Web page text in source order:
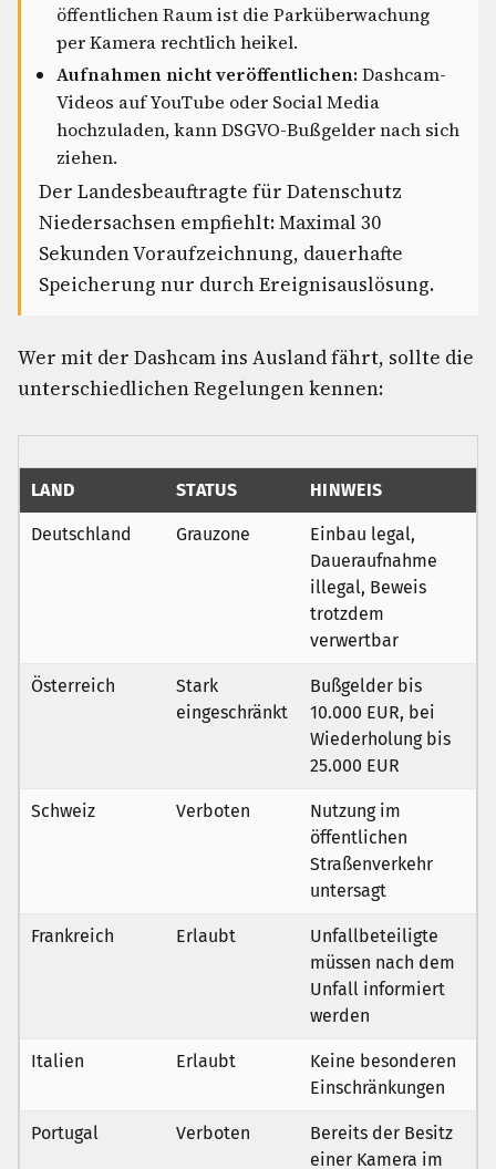
öffentlichen Raum ist die Parküberwachung
per Kamera rechtlich heikel.
Aufnahmen nicht veröffentlichen: Dashcam-
Videos auf YouTube oder Social Media
hochzuladen, kann DSGVO-Bußgelder nach sich
ziehen.
Der Landesbeauftragte für Datenschutz
Niedersachsen empfiehlt: Maximal 30
Sekunden Voraufzeichnung, dauerhafte
Speicherung nur durch Ereignisauslösung.
Wer mit der Dashcam ins Ausland fährt, sollte die
unterschiedlichen Regelungen kennen:
LAND STATUS HINWEIS
Deutschland Grauzone
Einbau legal,
Daueraufnahme
illegal, Beweis
trotzdem
verwertbar
Österreich
Stark
eingeschränkt
Bußgelder bis
10.000 EUR, bei
Wiederholung bis
25.000 EUR
Schweiz Verboten
Nutzung im
öffentlichen
Straßenverkehr
untersagt
Frankreich Erlaubt
Unfallbeteiligte
müssen nach dem
Unfall informiert
werden
Italien Erlaubt
Keine besonderen
Einschränkungen
Portugal Verboten
Bereits der Besitz
einer Kamera im